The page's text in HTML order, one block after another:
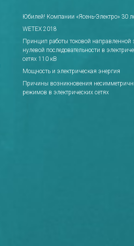
Юбилей! Компании «Ясень-Электро» 30
WETEX 2018
Принцип работы токовой направленной
нулевой последовательности в
сетях 110 кВ
Мощность и электрическая энергия
Причины возникновения
режимов в электрических сетях